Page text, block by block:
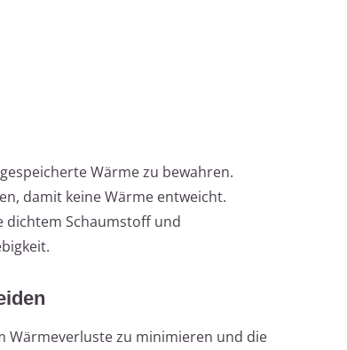
Wärme zu bewahren.
damit keine Wärme entweicht.
dichtem Schaumstoff und
Wärmeverluste zu minimieren und die